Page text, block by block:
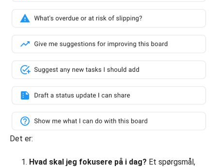
Det er:
Hvad skal jeg fokusere på i dag? Et spørgsmål,